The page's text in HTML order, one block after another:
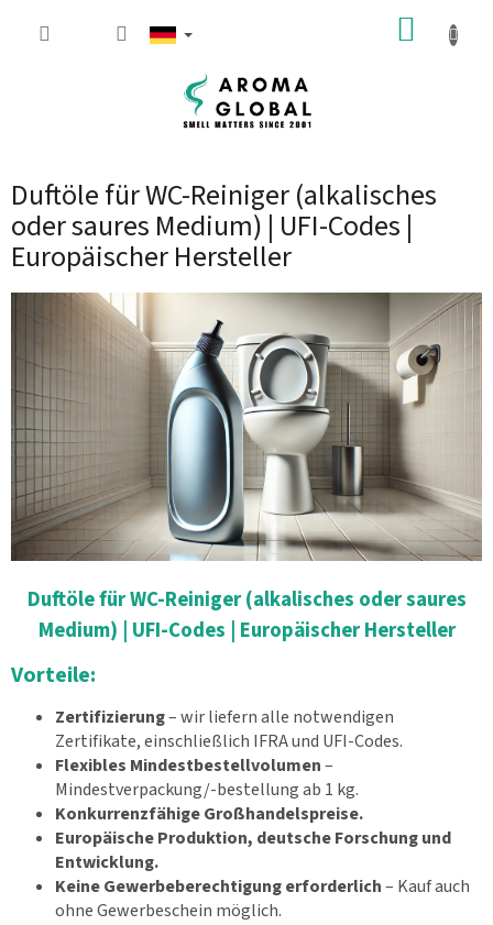
Duftöle für WC-Reiniger (alkalisches
oder saures Medium) | UFI-Codes |
Europäischer Hersteller
Duftöle für WC-Reiniger (alkalisches oder saures
Medium) | UFI-Codes | Europäischer Hersteller
Vorteile:
Zertifizierung– wir liefern alle notwendigen
Zertifikate, einschließlich IFRA und UFI-Codes.
Flexibles Mindestbestellvolumen–
Mindestverpackung/-bestellung ab 1 kg.
Konkurrenzfähige Großhandelspreise.
Europäische Produktion, deutsche Forschung und
Entwicklung.
Keine Gewerbeberechtigung erforderlich– Kauf auch
ohne Gewerbeschein möglich.